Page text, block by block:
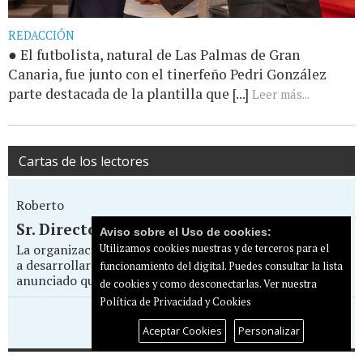
REDACCIÓN
● El futbolista, natural de Las Palmas de Gran
Canaria, fue junto con el tinerfeño Pedri González
parte destacada de la plantilla que [...] Leer más...
Cartas de los lectores
Roberto
Sr. Director... Todo por la pasta
La organización del Eurovision Pride Maspalomas que va
a desarrollarse entre el 14 y 17 de mayo en el Yumbo, ha
anunciado que va a boicotear la...
Enviar carta al director
Aviso sobre el Uso de cookies:
Utilizamos cookies nuestras y de terceros para el
funcionamiento del digital. Puedes consultar la lista
de cookies y como desconectarlas.Ver nuestra
Política de Privacidad y Cookies
Aceptar Cookies Personalizar